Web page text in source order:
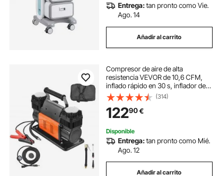
Entrega:tan pronto como Vie.
Ago. 14
Añadir al carrito
Compresor de aire de alta
resistencia VEVOR de 10,6 CFM,
inflado rápido en 30 s, inflador de
neumáticos portátil de doble
cilindro, bomba de aire todoterreno
de 12 V y 150 PSI con adaptadores
para camiones, automóviles, SUV,
vehículos 4x4 y vehículos
recreativos
(314)
12290€
Disponible
Entrega:tan pronto como Mié.
Ago. 12
Añadir al carrito